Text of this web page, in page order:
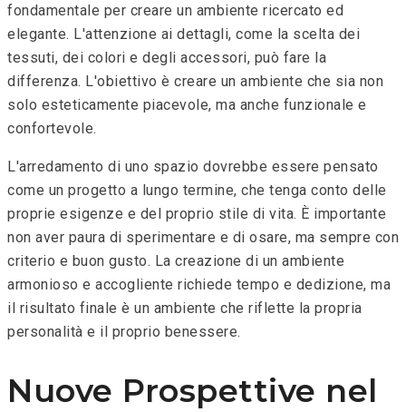
fondamentale per creare un ambiente ricercato ed
elegante. L'attenzione ai dettagli, come la scelta dei
tessuti, dei colori e degli accessori, può fare la
differenza. L'obiettivo è creare un ambiente che sia non
solo esteticamente piacevole, ma anche funzionale e
confortevole.
L'arredamento di uno spazio dovrebbe essere pensato
come un progetto a lungo termine, che tenga conto delle
proprie esigenze e del proprio stile di vita. È importante
non aver paura di sperimentare e di osare, ma sempre con
criterio e buon gusto. La creazione di un ambiente
armonioso e accogliente richiede tempo e dedizione, ma
il risultato finale è un ambiente che riflette la propria
personalità e il proprio benessere.
Nuove Prospettive nel